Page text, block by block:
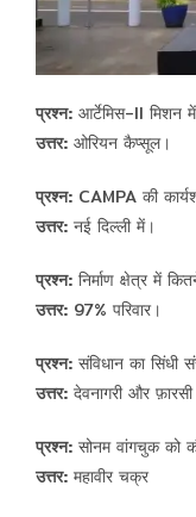
प्रश्न:आर्टेमिस-II मिशन
उत्तर:ओरियन कैप्सूल।
प्रश्न:CAMPA की
उत्तर:नई दिल्ली में।
प्रश्न:निर्माण क्षेत्र में
उत्तर:97% परिवार।
प्रश्न:संविधान का सिंधी
उत्तर:देवनागरी और फ़ारसी
प्रश्न:सोनम वांगचुक को
उत्तर:महावीर चक्र